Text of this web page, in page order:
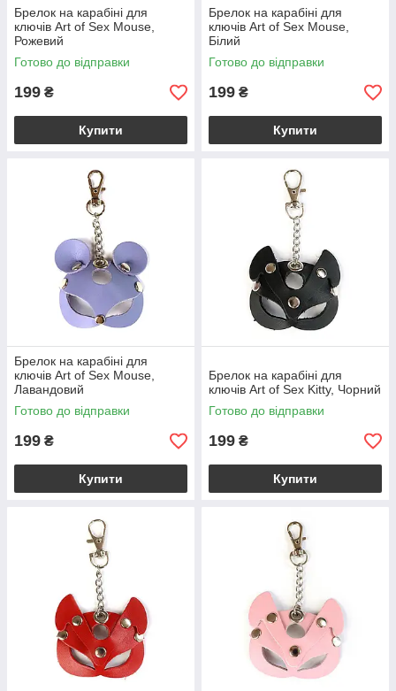
Брелок на карабіні для
ключів Art of Sex Mouse,
Рожевий
Готово до відправки
199 ₴
Купити
Брелок на карабіні для
ключів Art of Sex Mouse,
Білий
Готово до відправки
199 ₴
Купити
Брелок на карабіні для
ключів Art of Sex Mouse,
Лавандовий
Готово до відправки
199 ₴
Купити
Брелок на карабіні для
ключів Art of Sex Kitty, Чорний
Готово до відправки
199 ₴
Купити